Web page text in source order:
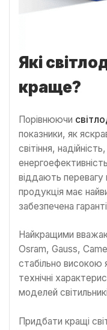
Які
краще?
Порівнюючи
показники, як
світіння,
віддають перевагу
продукція має
забезпечена
Найкращими
Osram, Gauss,
стабільно високою
технічні
моделей
Придбати кращі